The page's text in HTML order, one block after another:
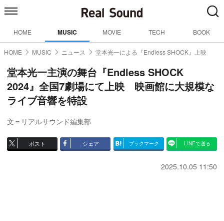
HOME MUSIC MOVIE TECH BOOK
HOME MUSIC ニュース 堂本光一による『Endless SHOCK』上映
堂本光一主演の舞台『Endless SHOCK
2024』全国7劇場にて上映 映画館に大規模な
ライブ音響を特設
文＝リアルサウンド編集部
ポスト シェア ブックマーク LINEで送る
2025.10.05 11:50